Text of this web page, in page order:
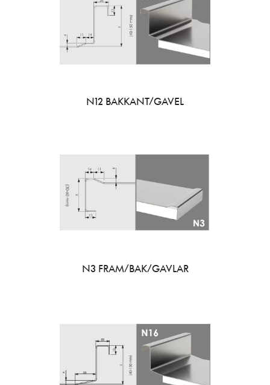
N12 BAKKANT/GAVEL
N3 FRAM/BAK/GAVLAR